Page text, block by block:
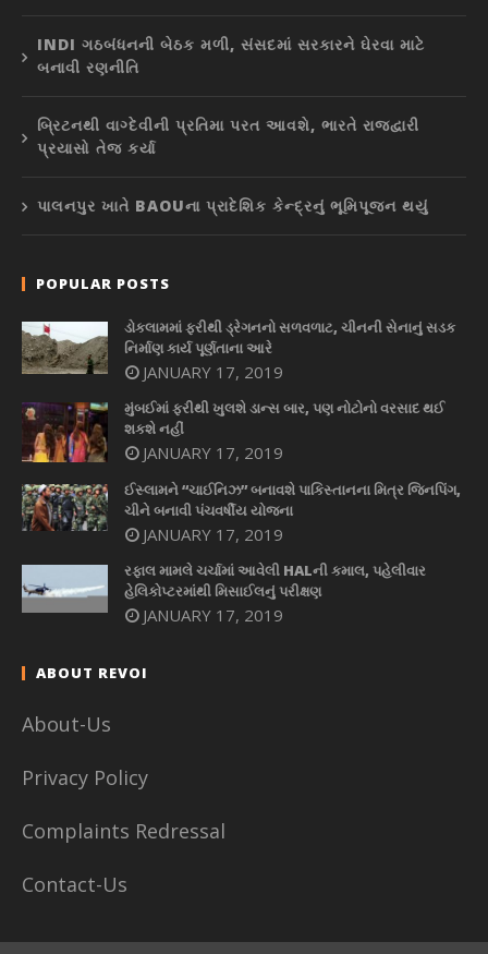
INDI ગઠબંધનની બેઠક મળી, સંસદમાં સરકારને ઘેરવા માટે
બનાવી રણનીતિ
બ્રિટનથી વાગ્દેવીની પ્રતિમા પરત આવશે, ભારતે રાજદ્વારી
પ્રયાસો તેજ કર્યા
પાલનપુર ખાતે BAOUના પ્રાદેશિક કેન્દ્રનું ભૂમિપૂજન થયું
POPULAR POSTS
ડોકલામમાં ફરીથી ડ્રેગનનો સળવળાટ, ચીનની સેનાનું સડક
નિર્માણ કાર્ય પૂર્ણતાના આરે
JANUARY 17, 2019
મુંબઈમાં ફરીથી ખુલશે ડાન્સ બાર, પણ નોટોનો વરસાદ થઈ
શકશે નહીં
JANUARY 17, 2019
ઈસ્લામને “ચાઈનિઝ” બનાવશે પાકિસ્તાનના મિત્ર જિનપિંગ,
ચીને બનાવી પંચવર્ષીય યોજના
JANUARY 17, 2019
રફાલ મામલે ચર્ચામાં આવેલી HALની કમાલ, પહેલીવાર
હેલિકોપ્ટરમાંથી મિસાઈલનું પરીક્ષણ
JANUARY 17, 2019
ABOUT REVOI
About-Us
Privacy Policy
Complaints Redressal
Contact-Us